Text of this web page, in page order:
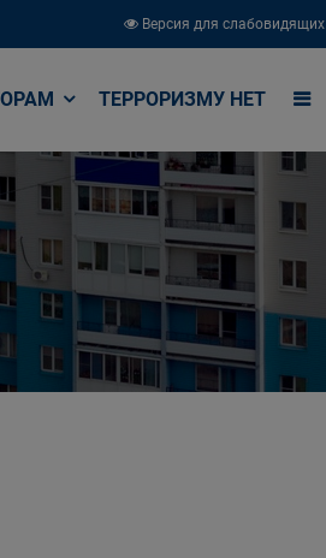
Версия для слабовидящих
ТЕРРОРИЗМУ НЕТ